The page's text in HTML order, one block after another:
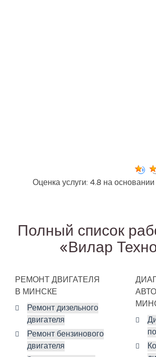
Оценка услуги: 4.8 на
Полный список
«Вилар
РЕМОНТ ДВИГАТЕЛЯ
В МИНСКЕ
Ремонт дизельного
двигателя
Ремонт бензинового
двигателя